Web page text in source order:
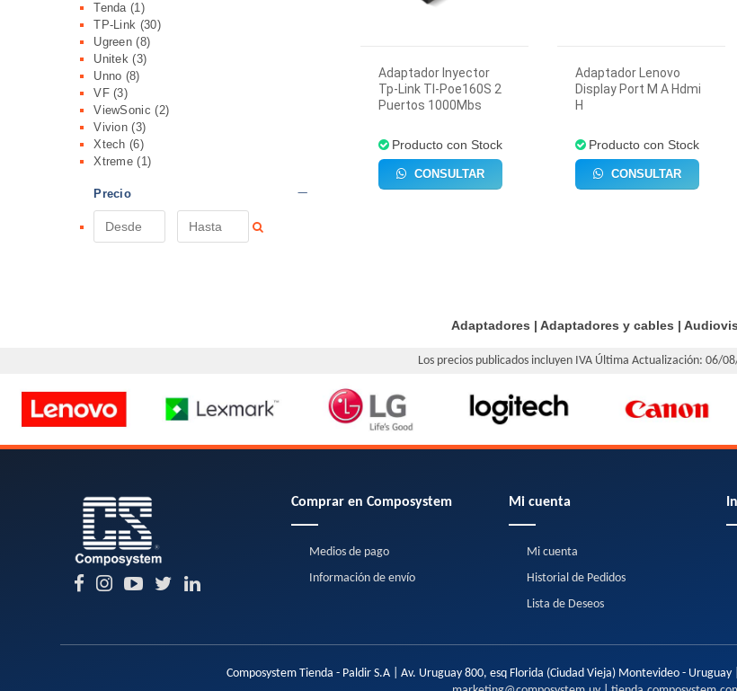
Tenda(1)
TP-Link (30)
Ugreen(8)
Unitek(3)
Unno (8)
VF(3)
ViewSonic(2)
Vivion(3)
Xtech(6)
Xtreme(1)
Precio
Adaptador Inyector
Tp-Link Tl-Poe160S 2
Puertos 1000Mbs
Producto con Stock
CONSULTAR
Adaptador Lenovo
Display Port M A Hdmi
H
Producto con Stock
CONSULTAR
Adaptadores | Adaptadores y cables |
Los precios publicados incluyen IVA Última Actualización: 06/
Comprar en Composystem
Medios de pago
Información de envío
Mi cuenta
Mi cuenta
Historial de Pedidos
Lista de Deseos
Composystem Tienda - Paldir S.A | Av. Uruguay 800, esq Florida (Ciudad Vieja) Montevideo - Uruguay